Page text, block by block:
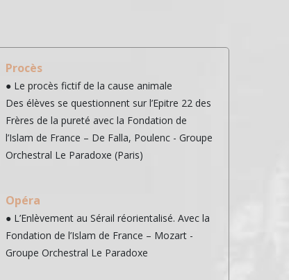
Procès
● Le procès fictif de la cause animale
Des élèves se questionnent sur l’Epitre 22 des
Frères de la pureté avec la Fondation de
l’Islam de France – De Falla, Poulenc - Groupe
Orchestral Le Paradoxe (Paris)
Opéra
● L’Enlèvement au Sérail réorientalisé. Avec la
Fondation de l’Islam de France – Mozart -
Groupe Orchestral Le Paradoxe